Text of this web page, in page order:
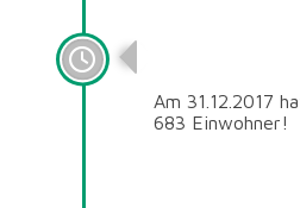
Am 31.12.2017
683 Einwohner!